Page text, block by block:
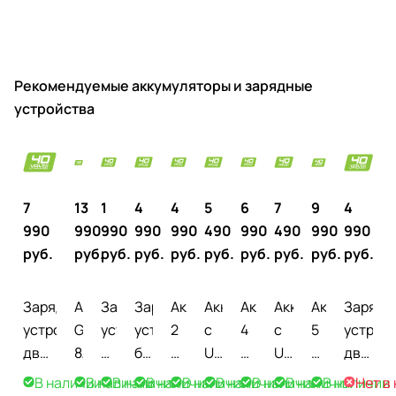
Рекомендуемые аккумуляторы и зарядные
устройства
7
990
руб.
Зарядное
устройство
двойное
быстрое
В наличии
13
990
руб.
Аккумулятор
Greenworks
8Ah
40VВ наличии
1
990
руб.
Зарядное
устройство
–
слайдер
В наличии
4
990
руб.
Зарядное
устройство
быстрое
(5А)
В наличии
4
990
руб.
Аккумулятор
2
Ah
Greenworks
В наличии
5
490
руб.
Аккумулятор
с
USB-
разъемом
В наличии
6
990
руб.
Аккумулятор
4
Ah
Greenworks
В наличии
7
490
руб.
Аккумулятор
с
USB-
разъемом
В наличии
9
990
руб.
Аккумулятор
5
Ah
Greenworks
В наличии
4
990
руб.
(2А)
Нет в